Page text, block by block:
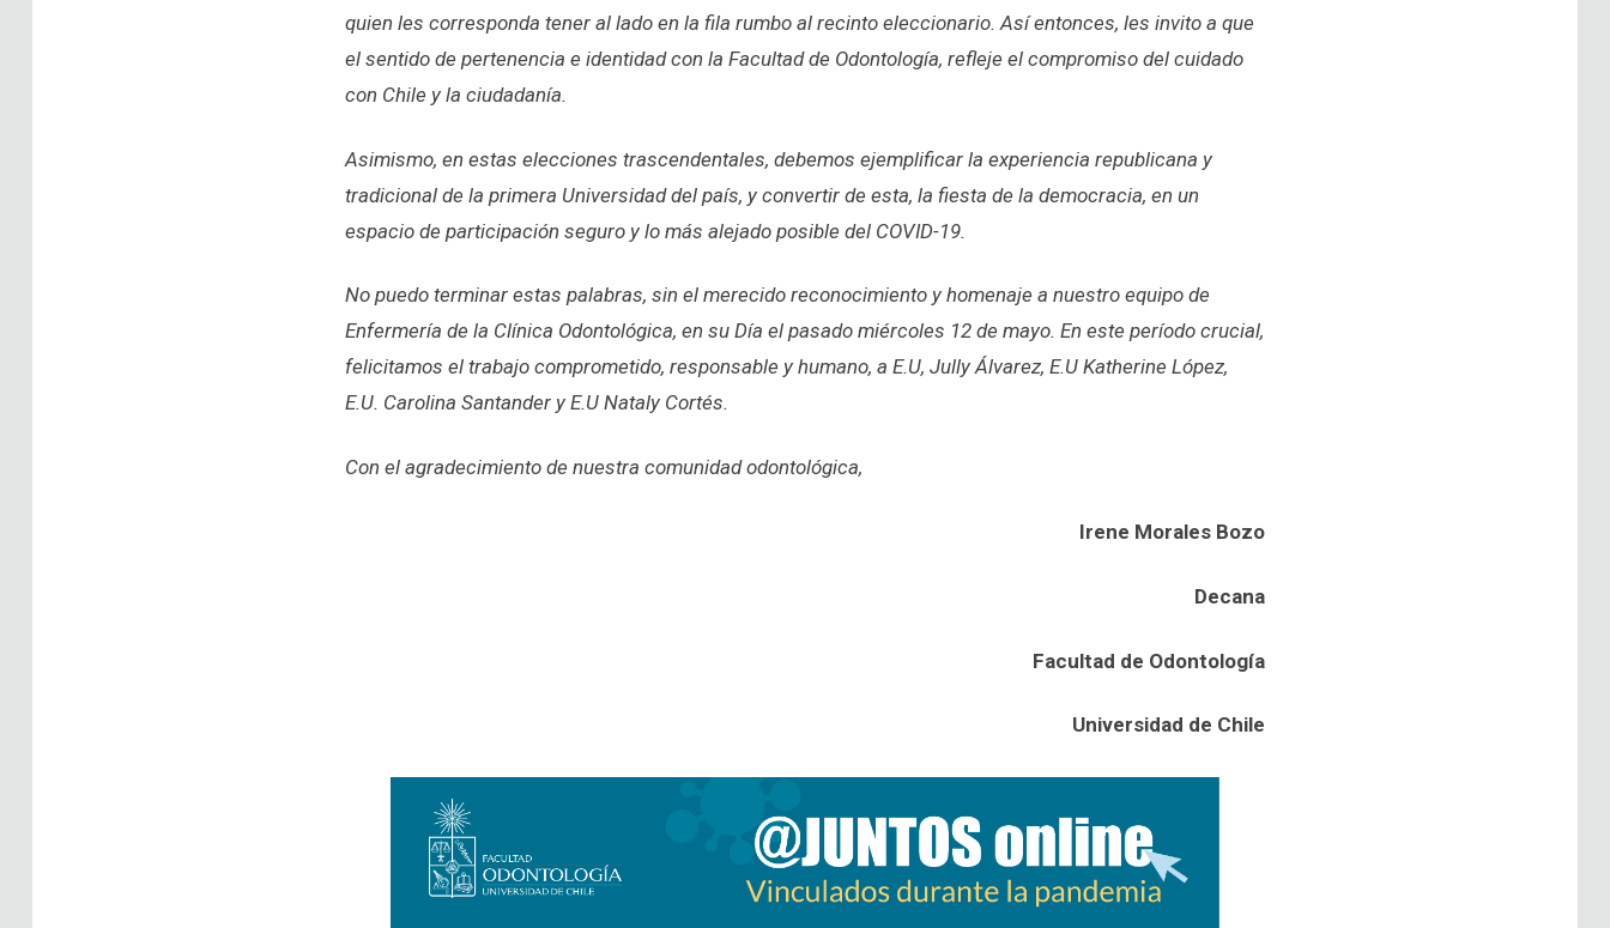
quien les corresponda tener al lado en la fila rumbo al recinto eleccionario. Así entonces, les invito a que
el sentido de pertenencia e identidad con la Facultad de Odontología, refleje el compromiso del cuidado
con Chile y la ciudadanía.
Asimismo, en estas elecciones trascendentales, debemos ejemplificar la experiencia republicana y
tradicional de la primera Universidad del país, y convertir de esta, la fiesta de la democracia, en un
espacio de participación seguro y lo más alejado posible del COVID-19.
No puedo terminar estas palabras, sin el merecido reconocimiento y homenaje a nuestro equipo de
Enfermería de la Clínica Odontológica, en su Día el pasado miércoles 12 de mayo. En este período crucial,
felicitamos el trabajo comprometido, responsable y humano, a E.U, Jully Álvarez, E.U Katherine López,
E.U. Carolina Santander y E.U Nataly Cortés.
Con el agradecimiento de nuestra comunidad odontológica,
Irene Morales Bozo
Decana
Facultad de Odontología
Universidad de Chile